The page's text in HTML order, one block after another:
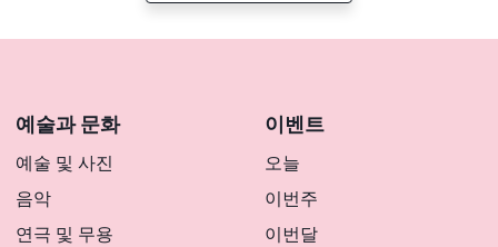
예술과 문화
예술 및 사진
음악
연극 및 무용
이벤트
오늘
이번주
이번달